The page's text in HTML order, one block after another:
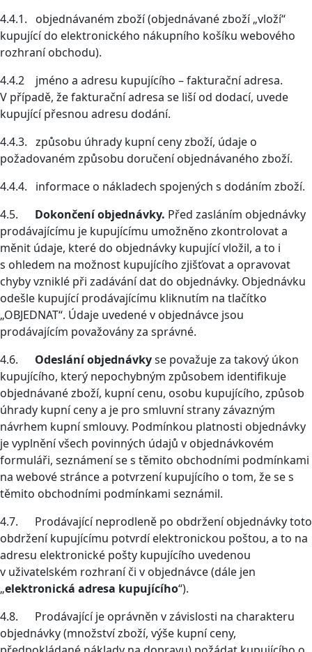
4.4.1. objednávaném zboží (objednávané zboží „vloží“
kupující do elektronického nákupního košíku webového
rozhraní obchodu).
4.4.2 jméno a adresu kupujícího – fakturační adresa.
V případě, že fakturační adresa se liší od dodací, uvede
kupující přesnou adresu dodání.
4.4.3. způsobu úhrady kupní ceny zboží, údaje o
požadovaném způsobu doručení objednávaného zboží.
4.4.4. informace o nákladech spojených s dodáním zboží.
4.5. Dokončení objednávky. Před zasláním objednávky
prodávajícímu je kupujícímu umožněno zkontrolovat a
měnit údaje, které do objednávky kupující vložil, a to i
s ohledem na možnost kupujícího zjišťovat a opravovat
chyby vzniklé při zadávání dat do objednávky. Objednávku
odešle kupující prodávajícímu kliknutím na tlačítko
„OBJEDNAT“. Údaje uvedené v objednávce jsou
prodávajícím považovány za správné.
4.6. Odeslání objednávkyse považuje za takový úkon
kupujícího, který nepochybným způsobem identifikuje
objednávané zboží, kupní cenu, osobu kupujícího, způsob
úhrady kupní ceny a je pro smluvní strany závazným
návrhem kupní smlouvy. Podmínkou platnosti objednávky
je vyplnění všech povinných údajů v objednávkovém
formuláři, seznámení se s těmito obchodními podmínkami
na webové stránce a potvrzení kupujícího o tom, že se s
těmito obchodními podmínkami seznámil.
4.7. Prodávající neprodleně po obdržení objednávky toto
obdržení kupujícímu potvrdí elektronickou poštou, a to na
adresu elektronické pošty kupujícího uvedenou
v uživatelském rozhraní či v objednávce (dále jen
„elektronická adresa kupujícího“).
4.8. Prodávající je oprávněn v závislosti na charakteru
objednávky (množství zboží, výše kupní ceny,